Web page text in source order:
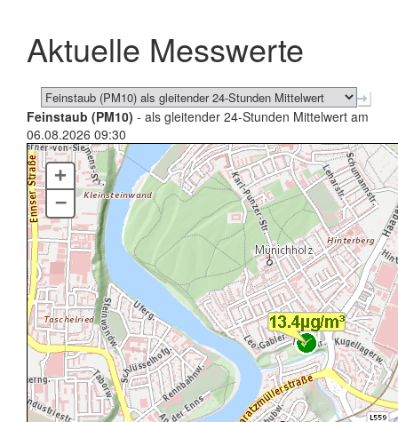
schließen
Aktuelle Messwerte
Feinstaub (PM10) - als gleitender 24-Stunden Mittelwert am
06.08.2026 09:30
+
–